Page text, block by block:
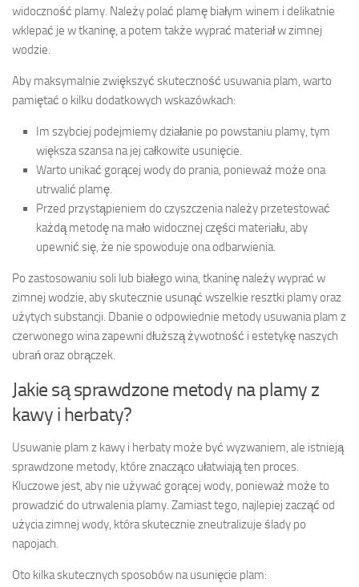
widoczność plamy. Należy polać plamę białym winem i delikatnie
wklepać je w tkaninę, a potem także wyprać materiał w zimnej
wodzie.
Aby maksymalnie zwiększyć skuteczność usuwania plam, warto
pamiętać o kilku dodatkowych wskazówkach:
Im szybciej podejmiemy działanie po powstaniu plamy, tym
większa szansa na jej całkowite usunięcie.
Warto unikać gorącej wody do prania, ponieważ może ona
utrwalić plamę.
Przed przystąpieniem do czyszczenia należy przetestować
każdą metodę na mało widocznej części materiału, aby
upewnić się, że nie spowoduje ona odbarwienia.
Po zastosowaniu soli lub białego wina, tkaninę należy wyprać w
zimnej wodzie, aby skutecznie usunąć wszelkie resztki plamy oraz
użytych substancji. Dbanie o odpowiednie metody usuwania plam z
czerwonego wina zapewni dłuższą żywotność i estetykę naszych
ubrań oraz obrączek.
Jakie są sprawdzone metody na plamy z
kawy i herbaty?
Usuwanie plam z kawy i herbaty może być wyzwaniem, ale istnieją
sprawdzone metody, które znacząco ułatwiają ten proces.
Kluczowe jest, aby nie używać gorącej wody, ponieważ może to
prowadzić do utrwalenia plamy. Zamiast tego, najlepiej zacząć od
użycia zimnej wody, która skutecznie zneutralizuje ślady po
napojach.
Oto kilka skutecznych sposobów na usunięcie plam: